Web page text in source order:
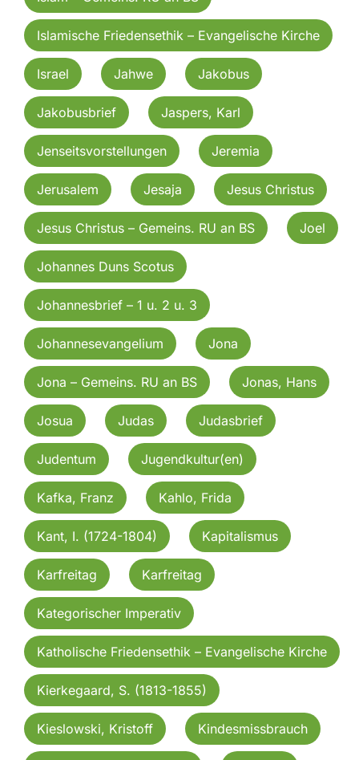
Islamische Friedensethik – Evangelische Kirche
Israel Jahwe Jakobus
Jakobusbrief Jaspers, Karl
Jenseitsvorstellungen Jeremia
Jerusalem Jesaja Jesus Christus
Jesus Christus – Gemeins. RU an BS Joel
Johannes Duns Scotus
Johannesbrief – 1 u. 2 u. 3
Johannesevangelium Jona
Jona – Gemeins. RU an BS Jonas, Hans
Josua Judas Judasbrief
Judentum Jugendkultur(en)
Kafka, Franz Kahlo, Frida
Kant, I. (1724-1804) Kapitalismus
Karfreitag Karfreitag
Kategorischer Imperativ
Katholische Friedensethik – Evangelische Kirche
Kierkegaard, S. (1813-1855)
Kieslowski, Kristoff Kindesmissbrauch